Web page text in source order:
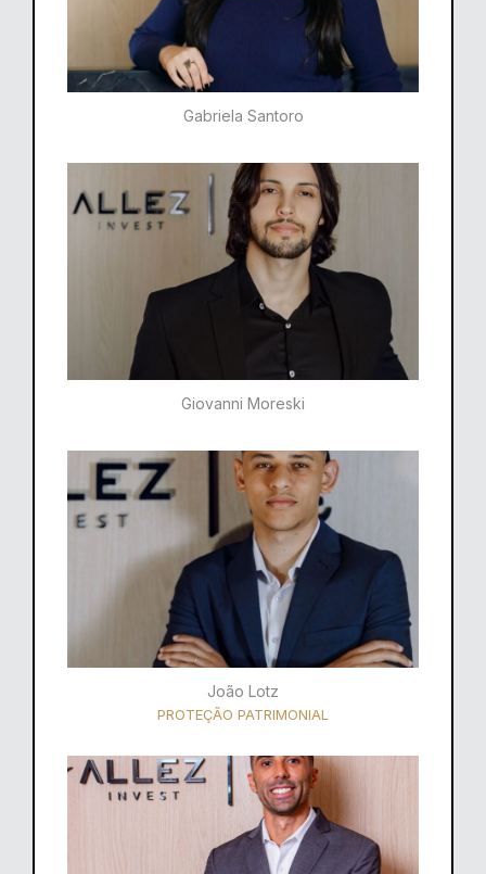
Gabriela Santoro​
Giovanni Moreski
João Lotz
PROTEÇÃO PATRIMONIAL